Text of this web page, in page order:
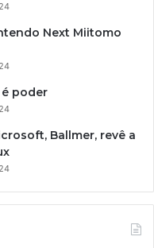
Next Miitomo
poder
Ballmer, revê a